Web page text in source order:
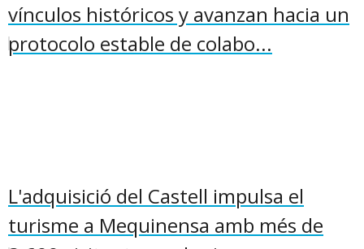
vínculos históricos y avanzan hacia un
protocolo estable de colabo...
L'adquisició del Castell impulsa el
turisme a Mequinensa amb més de